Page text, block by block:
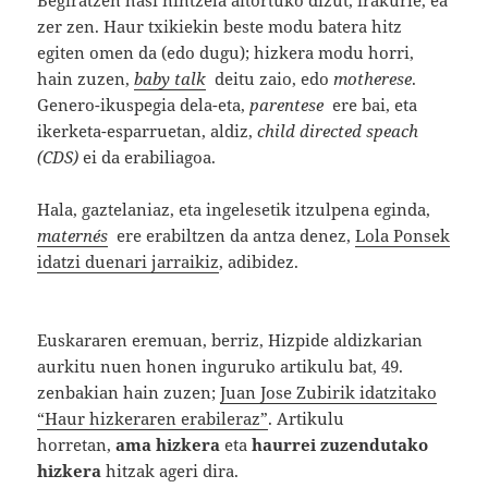
zer zen. Haur txikiekin beste modu batera hitz
egiten omen da (edo dugu); hizkera modu horri,
hain zuzen,baby talk deitu zaio, edo motherese.
Genero-ikuspegia dela-eta, parenteseere bai, eta
ikerketa-esparruetan, aldiz,child directed speach
(CDS)ei da erabiliagoa.
Hala, gaztelaniaz, eta ingelesetik itzulpena eginda,
maternés ere erabiltzen da antza denez,Lola Ponsek
idatzi duenari jarraikiz, adibidez.
Euskararen eremuan, berriz, Hizpide aldizkarian
aurkitu nuen honen inguruko artikulu bat, 49.
zenbakian hain zuzen;Juan Jose Zubirik idatzitako
“Haur hizkeraren erabileraz”. Artikulu
horretan,ama hizkera etahaurrei zuzendutako
hizkerahitzak ageri dira.